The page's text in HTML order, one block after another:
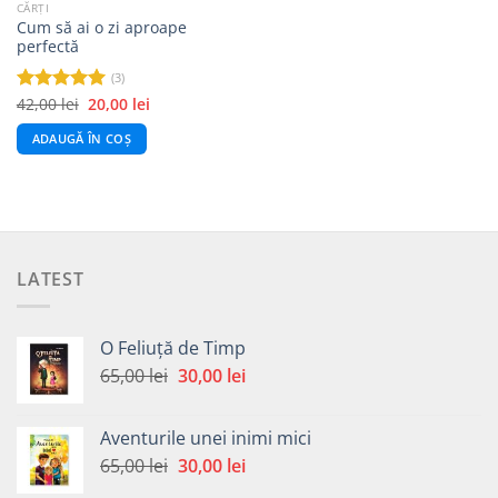
CĂRȚI
Cum să ai o zi aproape
perfectă
Evaluat la
5.00din 5
(3)
42,00lei Prețul
inițial
a
fost:
42,00 lei.
20,00 leiPrețul
curent
ADAUGĂ ÎN COȘ
LATEST
O Feliuță de Timp
65,00lei Prețul
fost:
65,00 lei.
30,00 leiPrețul
30,00 lei.
Aventurile unei inimi mici
65,00lei Prețul
30,00 leiPrețul